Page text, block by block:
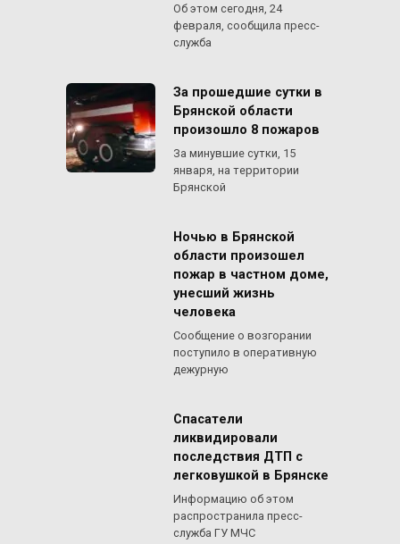
Об этом сегодня, 24
февраля, сообщила пресс-
служба
За прошедшие сутки в
Брянской области
произошло 8 пожаров
За минувшие сутки, 15
января, на территории
Брянской
Ночью в Брянской
области произошел
пожар в частном доме,
унесший жизнь
человека
Сообщение о возгорании
поступило в оперативную
дежурную
Спасатели
ликвидировали
последствия ДТП с
легковушкой в Брянске
Информацию об этом
распространила пресс-
служба ГУ МЧС